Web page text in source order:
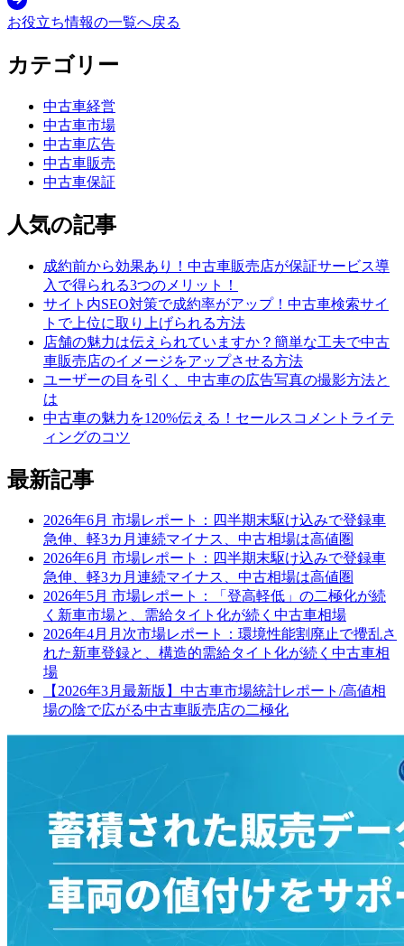
お役立ち情報の一覧へ戻る
カテゴリー
中古車経営
中古車市場
中古車広告
中古車販売
中古車保証
人気の記事
成約前から効果あり！中古車販売店が保証サービス導
入で得られる3つのメリット！
サイト内SEO対策で成約率がアップ！中古車検索サイ
トで上位に取り上げられる方法
店舗の魅力は伝えられていますか？簡単な工夫で中古
車販売店のイメージをアップさせる方法
ユーザーの目を引く、中古車の広告写真の撮影方法と
は
中古車の魅力を120%伝える！セールスコメントライテ
ィングのコツ
最新記事
2026年6月 市場レポート：四半期末駆け込みで登録車
急伸、軽3カ月連続マイナス、中古相場は高値圏
2026年6月 市場レポート：四半期末駆け込みで登録車
急伸、軽3カ月連続マイナス、中古相場は高値圏
2026年5月 市場レポート：「登高軽低」の二極化が続
く新車市場と、需給タイト化が続く中古車相場
2026年4月月次市場レポート：環境性能割廃止で攪乱さ
れた新車登録と、構造的需給タイト化が続く中古車相
場
【2026年3月最新版】中古車市場統計レポート/高値相
場の陰で広がる中古車販売店の二極化